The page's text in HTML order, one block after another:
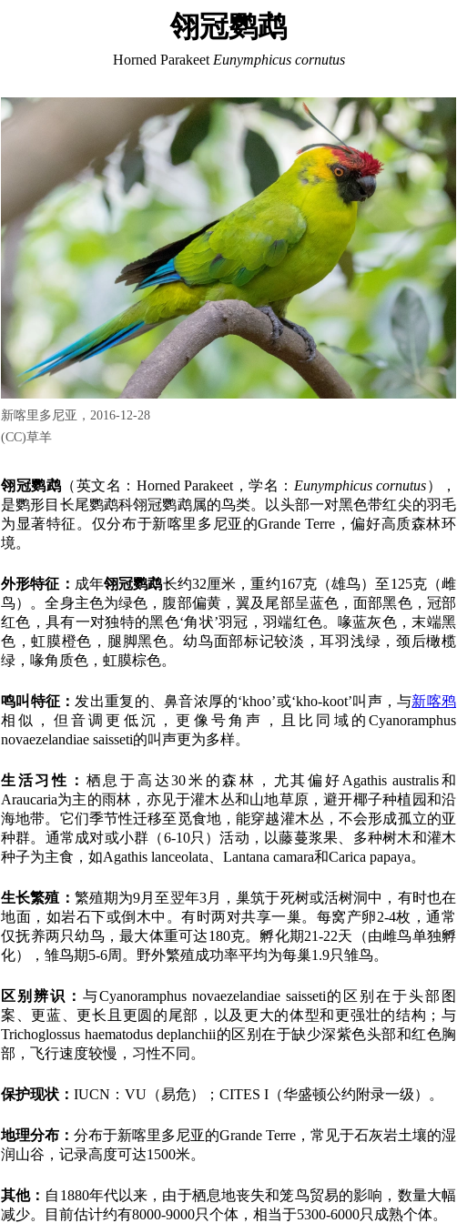
翎冠鹦鹉
Horned Parakeet Eunymphicus cornutus
新喀里多尼亚，2016-12-28
(CC)草羊
翎冠鹦鹉 （英文名：Horned Parakeet，学名： Eunymphicus cornutus），
是鹦形目长尾鹦鹉科翎冠鹦鹉属的鸟类。以头部一对黑色带红尖的羽毛
为显著特征。仅分布于新喀里多尼亚的Grande Terre，偏好高质森林环
境。
外形特征： 成年翎冠鹦鹉长约32厘米，重约167克（雄鸟）至125克（雌
鸟）。全身主色为绿色，腹部偏黄，翼及尾部呈蓝色，面部黑色，冠部
红色，具有一对独特的黑色‘角状’羽冠，羽端红色。喙蓝灰色，末端黑
色，虹膜橙色，腿脚黑色。幼鸟面部标记较淡，耳羽浅绿，颈后橄榄
绿，喙角质色，虹膜棕色。
鸣叫特征： 发出重复的、鼻音浓厚的‘khoo’或‘kho-koot’叫声，与新喀鸦
相似，但音调更低沉，更像号角声，且比同域的Cyanoramphus
novaezelandiae saisseti的叫声更为多样。
生活习性： 栖息于高达30米的森林，尤其偏好Agathis australis和
Araucaria为主的雨林，亦见于灌木丛和山地草原，避开椰子种植园和沿
海地带。它们季节性迁移至觅食地，能穿越灌木丛，不会形成孤立的亚
种群。通常成对或小群（6-10只）活动，以藤蔓浆果、多种树木和灌木
种子为主食，如Agathis lanceolata、Lantana camara和Carica papaya。
生长繁殖： 繁殖期为9月至翌年3月，巢筑于死树或活树洞中，有时也在
地面，如岩石下或倒木中。有时两对共享一巢。每窝产卵2-4枚，通常
仅抚养两只幼鸟，最大体重可达180克。孵化期21-22天（由雌鸟单独孵
化），雏鸟期5-6周。野外繁殖成功率平均为每巢1.9只雏鸟。
区别辨识： 与Cyanoramphus novaezelandiae saisseti的区别在于头部图
案、更蓝、更长且更圆的尾部，以及更大的体型和更强壮的结构；与
Trichoglossus haematodus deplanchii的区别在于缺少深紫色头部和红色胸
部，飞行速度较慢，习性不同。
保护现状： IUCN：VU（易危）；CITES I（华盛顿公约附录一级）。
地理分布： 分布于新喀里多尼亚的Grande Terre，常见于石灰岩土壤的湿
润山谷，记录高度可达1500米。
其他： 自1880年代以来，由于栖息地丧失和笼鸟贸易的影响，数量大幅
减少。目前估计约有8000-9000只个体，相当于5300-6000只成熟个体。